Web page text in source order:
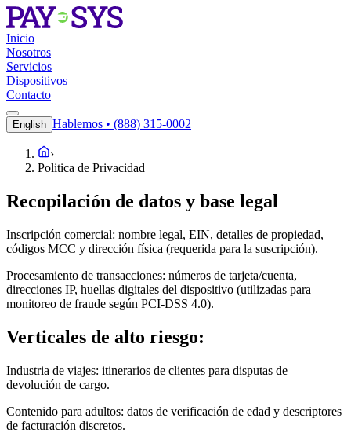
Inicio
Nosotros
Servicios
Dispositivos
Contacto
English Hablemos • (888) 315-0002
›
Politica de Privacidad
Recopilación de datos y base legal
Inscripción comercial: nombre legal, EIN, detalles de propiedad,
códigos MCC y dirección física (requerida para la suscripción).
Procesamiento de transacciones: números de tarjeta/cuenta,
direcciones IP, huellas digitales del dispositivo (utilizadas para
monitoreo de fraude según PCI-DSS 4.0).
Verticales de alto riesgo:
Industria de viajes: itinerarios de clientes para disputas de
devolución de cargo.
Contenido para adultos: datos de verificación de edad y descriptores
de facturación discretos.